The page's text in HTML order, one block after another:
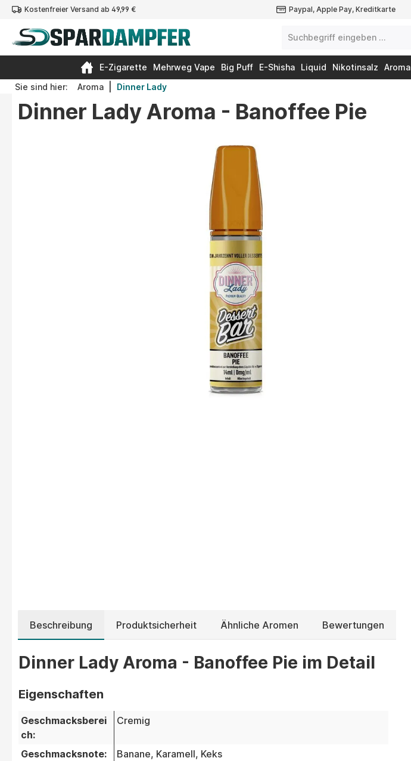
Zur Hauptnavigation springen
Kostenfreier Versand ab 49,99 € Paypal, Apple Pay, Kreditkarte
E-Zigarette Mehrweg Vape Big Puff E-Shisha Liquid Nikotinsalz Aroma
Sie sind hier:
Aroma Dinner Lady
Dinner Lady Aroma - Banoffee Pie
Beschreibung Produktsicherheit Ähnliche Aromen Bewertungen
Dinner Lady Aroma - Banoffee Pie im Detail
Eigenschaften
Geschmacksberei
ch:
Cremig
Geschmacksnote: Banane, Karamell, Keks